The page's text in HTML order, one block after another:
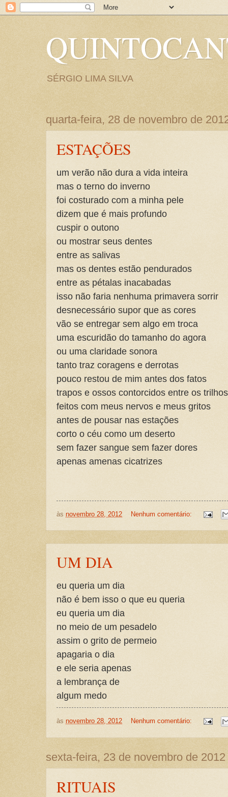
SÉRGIO LIMA SILVA
quarta-feira, 28 de novembro de
ESTAÇÕES
um verão não dura a vida inteira
mas o terno do inverno
foi costurado com a minha pele
dizem que é mais profundo
cuspir o outono
ou mostrar seus dentes
entre as salivas
mas os dentes estão pendurados
entre as pétalas inacabadas
isso não faria nenhuma primavera sorrir
desnecessário supor que as cores
vão se entregar sem algo em troca
uma escuridão do tamanho do agora
ou uma claridade sonora
tanto traz coragens e derrotas
pouco restou de mim antes dos fatos
trapos e ossos contorcidos entre os trilhos
feitos com meus nervos e meus gritos
antes de pousar nas estações
corto o céu como um deserto
sem fazer sangue sem fazer dores
apenas amenas cicatrizes
às novembro 28, 2012 Nenhum comentário:
UM DIA
eu queria um dia
não é bem isso o que eu queria
eu queria um dia
no meio de um pesadelo
assim o grito de permeio
apagaria o dia
e ele seria apenas
a lembrança de
algum medo
às novembro 28, 2012 Nenhum comentário:
sexta-feira, 23 de novembro de 2012
RITUAIS